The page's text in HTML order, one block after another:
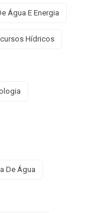
Água E Energia
Hídricos
De Água